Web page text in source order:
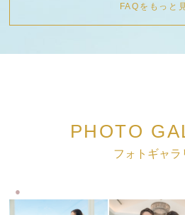
FAQをもっと
PHOTO
フォトギャラ